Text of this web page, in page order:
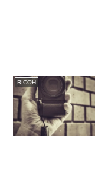
RICOH